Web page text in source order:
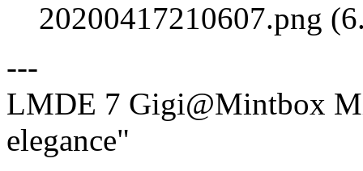
20200417210607.png
---
LMDE 7 Gigi@Mintbox
elegance"